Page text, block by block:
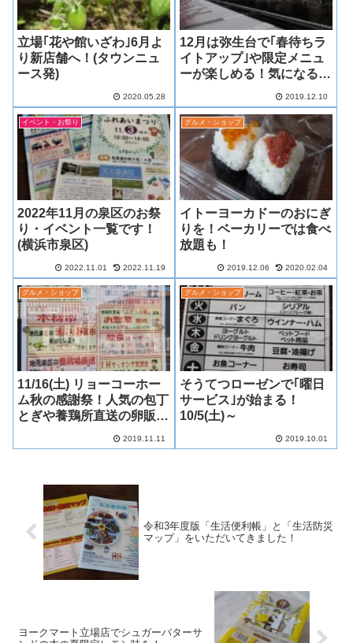
立場｢花や館いざわ｣6月よ
り新店舗へ！(タウンニュ
ース発)
2020.05.28
12月は弥生台で｢春待ちラ
イトアップ｣や限定メニュ
ーが楽しめる！気になるお
2019.12.10
イベント・お祭り
2022年11月の泉区のお祭
り・イベント一覧です！
(横浜市泉区)
2022.11.01 2022.11.19
グルメ・ショップ
イトーヨーカドーのおにぎ
りを！ベーカリーでは食べ
放題も！
2019.12.06 2020.02.04
グルメ・ショップ
11/16(土) リョーコーホー
ム秋の感謝祭！人気の包丁
とぎや養鶏所直送の卵販売
2019.11.11
グルメ・ショップ
そうてつローゼンで｢曜日
サービス｣が始まる！
10/5(土)～
2019.10.01
令和3年度版「生活便利帳」と「生活防災
マップ」をいただいてきました！
ヨークマート立場店でシュガーバターサ